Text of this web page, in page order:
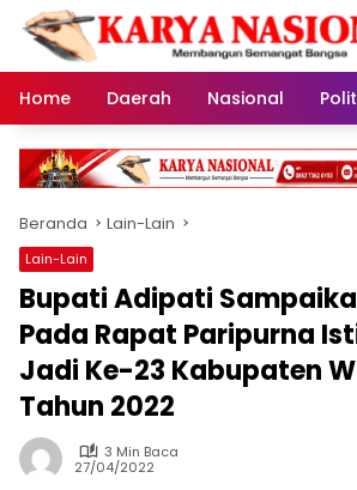
Langsung
konten
Home
Daerah Nasional
Beranda Lain-Lain
Lain-Lain
Bupati Adipati
Pada Rapat Paripurna
Jadi Ke-23 Kabupaten
Tahun 2022
3 Min Baca
27/04/2022